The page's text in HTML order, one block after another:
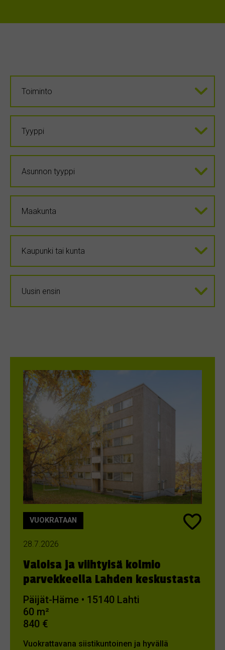
VUOKRATAAN
28.7.2026
Valoisa ja viihtyisä kolmio
parvekkeella Lahden keskustasta
Päijät-Häme • 15140 Lahti
60 m²
840 €
Vuokrattavana siistikuntoinen ja hyvällä